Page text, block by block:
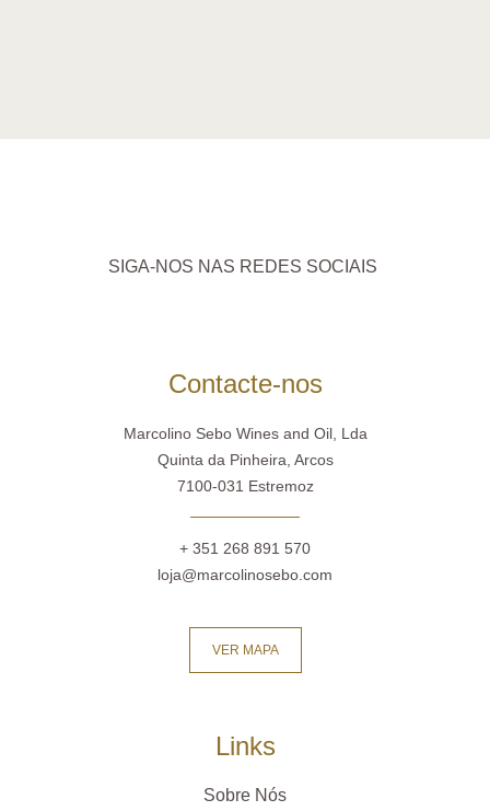
SIGA-NOS NAS REDES SOCIAIS
Contacte-nos
Marcolino Sebo Wines and Oil, Lda
Quinta da Pinheira, Arcos
7100-031 Estremoz
+ 351 268 891 570
loja@marcolinosebo.com
VER MAPA
Links
Sobre Nós